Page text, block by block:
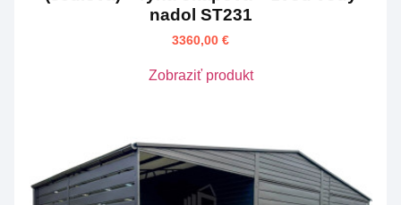
nadol ST231
3360,00 €
Zobraziť produkt